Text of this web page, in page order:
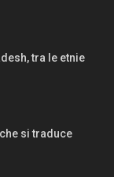
tra le etnie
si traduce